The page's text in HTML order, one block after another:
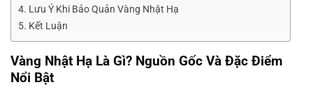
Lưu Ý Khi Bảo Quản Vàng Nhật Hạ
Kết Luận
Vàng Nhật Hạ Là Gì? Nguồn Gốc Và Đặc Điểm
Nổi Bật